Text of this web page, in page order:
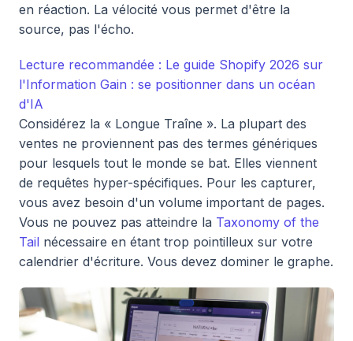
en réaction. La vélocité vous permet d'être la
source, pas l'écho.
Lecture recommandée : Le guide Shopify 2026 sur
l'Information Gain : se positionner dans un océan
d'IA
Considérez la « Longue Traîne ». La plupart des
ventes ne proviennent pas des termes génériques
pour lesquels tout le monde se bat. Elles viennent
de requêtes hyper-spécifiques. Pour les capturer,
vous avez besoin d'un volume important de pages.
Vous ne pouvez pas atteindre la Taxonomy of the
Tail nécessaire en étant trop pointilleux sur votre
calendrier d'écriture. Vous devez dominer le graphe.